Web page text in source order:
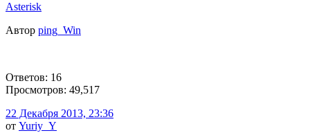
Asterisk
Автор ping_Win
Ответов: 16
Просмотров: 49,517
22 Декабря 2013, 23:36
от Yuriy_Y